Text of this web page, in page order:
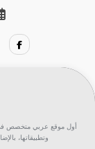
أول موقع عربي متخصص في
وتطبيقاتها،